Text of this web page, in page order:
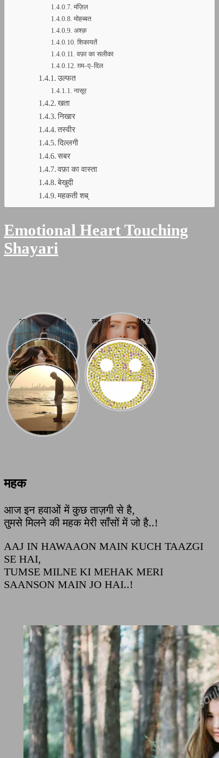
मंज़िल
मोहब्बत
अश्क़
शिकायतें
वफ़ा का सलीका
ग़म–ए–दिल
उल्फत
नासूर
खता
निखार
तस्वीर
दिल्लगी
सबर
वफ़ा का वास्ता
बेखुदी
महकती शब्
Emotional Heart Touching
Shayari
वक़त पर बेहतरीन 8
कवितायें
लव शायरी पर बेहतरीन 2
लाइन शायरी स्टेटस
लव ऐटिटूड पर बनी
सदाबहार १० लव शायरी
दिवाली के शुभ अवसर पर
बेहतरीन Funny Diwali
Images Status 2022
तनहा शायरी की 8 बेहतरीन
कवितायें
महक
आज इन हवाओं में कुछ ताज़गी से है,
तुमसे मिलने की महक मेरी साँसों में जो है..!
AAJ IN HAWAAON MAIN KUCH TAAZGI
SE HAI,
TUMSE MILNE KI MEHAK MERI
SAANSON MAIN JO HAI..!